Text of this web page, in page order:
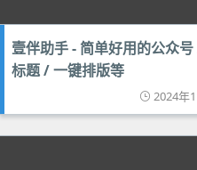
壹伴助手 - 简单好用的公众
标题 / 一键排版等
2024年